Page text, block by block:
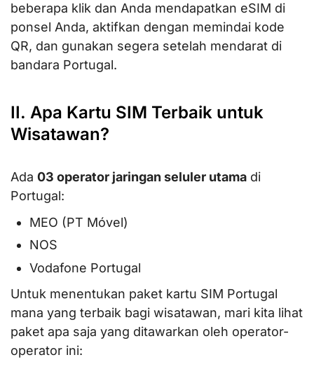
beberapa klik dan Anda mendapatkan eSIM di
ponsel Anda, aktifkan dengan memindai kode
QR, dan gunakan segera setelah mendarat di
bandara Portugal.
II. Apa Kartu SIM Terbaik untuk
Wisatawan?
Ada 03 operator jaringan seluler utama di
Portugal:
MEO (PT Móvel)
NOS
Vodafone Portugal
Untuk menentukan paket kartu SIM Portugal
mana yang terbaik bagi wisatawan, mari kita lihat
paket apa saja yang ditawarkan oleh operator-
operator ini: